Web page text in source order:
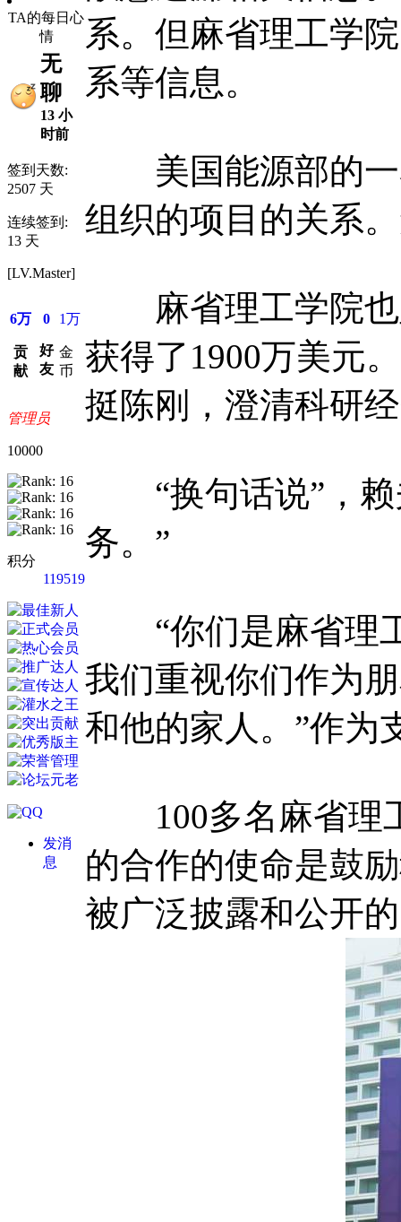
TA的每日心
情
无
聊
13 小
时前
签到天数:
2507 天
连续签到:
13 天
[LV.Master]
6万
贡
献
0
好
友
1万
金
币
管理员
10000
积分
119519
发消
息
系。但麻省理工学
系等信息。
美国能源部的一
组织的项目的关系
麻省理工学院也
获得了1900万美元
挺陈刚，澄清科研
“换句话说”，赖
务。”
“你们是麻省理工
我们重视你们作为
和他的家人。”作为
100多名麻省理工
的合作的使命是鼓
被广泛披露和公开